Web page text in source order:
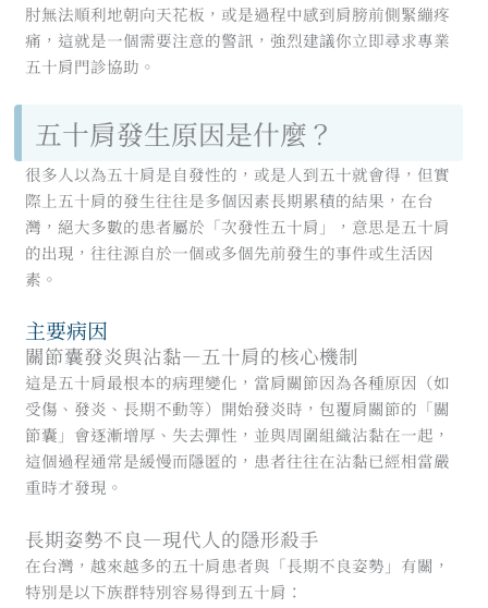
肘無法順利地朝向天花板，或是過程中感到肩膀前側緊繃疼
痛，這就是一個需要注意的警訊，強烈建議你立即尋求專業
五十肩門診協助。
五十肩發生原因是什麼？
很多人以為五十肩是自發性的，或是人到五十就會得，但實
際上五十肩的發生往往是多個因素長期累積的結果，在台
灣，絕大多數的患者屬於「次發性五十肩」，意思是五十肩
的出現，往往源自於一個或多個先前發生的事件或生活因
素。
主要病因
關節囊發炎與沾黏—五十肩的核心機制
這是五十肩最根本的病理變化，當肩關節因為各種原因（如
受傷、發炎、長期不動等）開始發炎時，包覆肩關節的「關
節囊」會逐漸增厚、失去彈性，並與周圍組織沾黏在一起，
這個過程通常是緩慢而隱匿的，患者往往在沾黏已經相當嚴
重時才發現。
長期姿勢不良—現代人的隱形殺手
在台灣，越來越多的五十肩患者與「長期不良姿勢」有關，
特別是以下族群特別容易得到五十肩：